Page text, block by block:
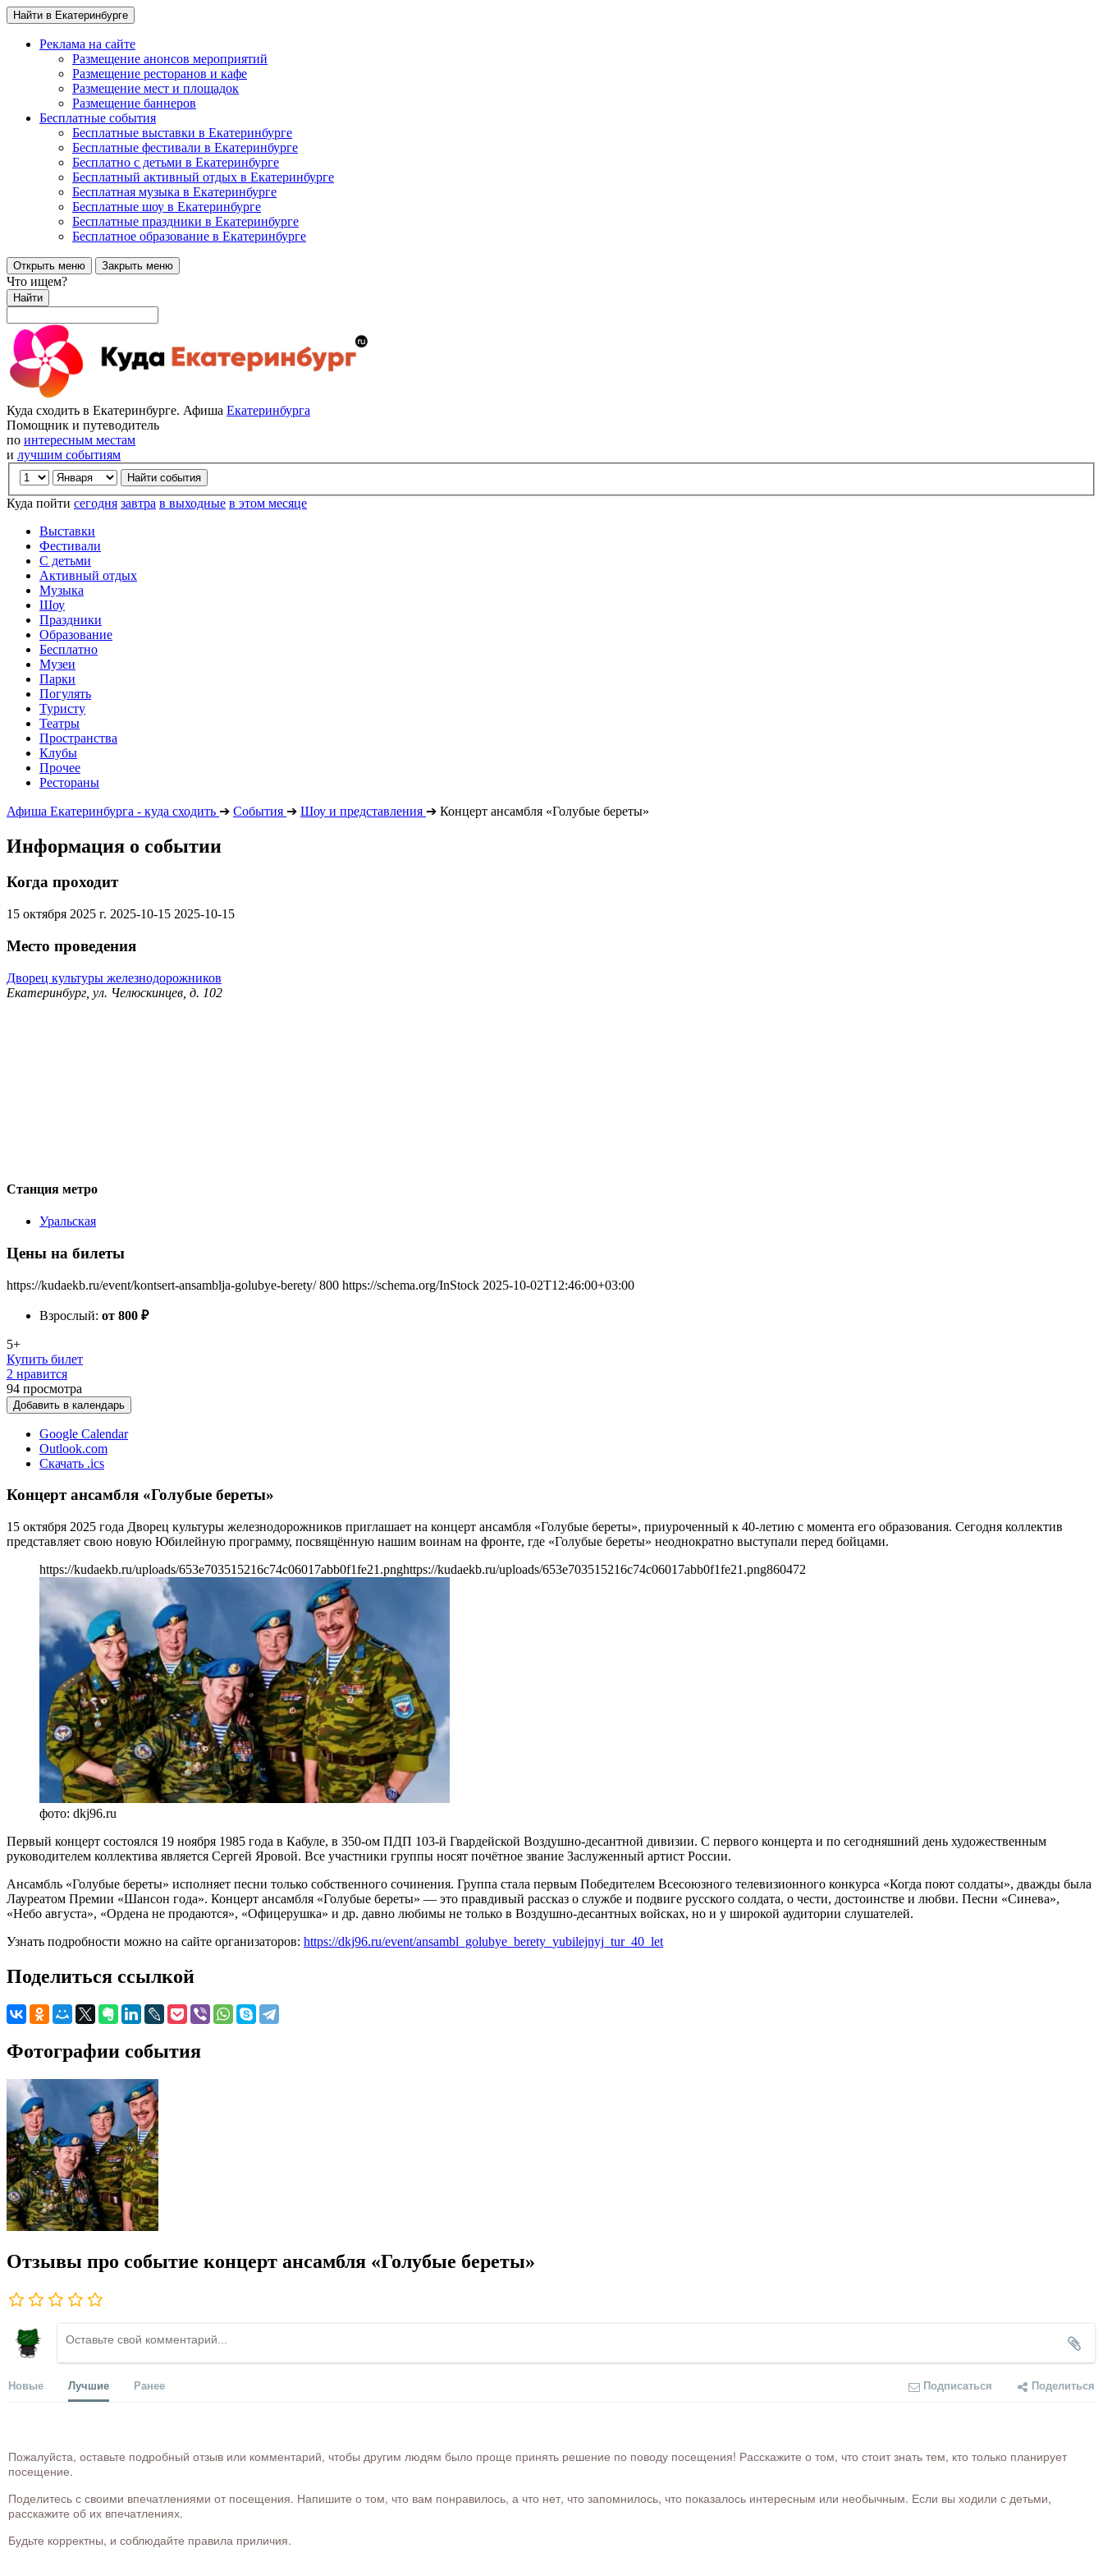
Найти в Екатеринбурге
Реклама на сайте
Размещение анонсов мероприятий
Размещение ресторанов и кафе
Размещение мест и площадок
Размещение баннеров
Бесплатные события
Бесплатные выставки в Екатеринбурге
Бесплатные фестивали в Екатеринбурге
Бесплатно с детьми в Екатеринбурге
Бесплатный активный отдых в Екатеринбурге
Бесплатная музыка в Екатеринбурге
Бесплатные шоу в Екатеринбурге
Бесплатные праздники в Екатеринбурге
Бесплатное образование в Екатеринбурге
Открыть меню Закрыть меню
Что ищем?
Найти
Куда сходить в Екатеринбурге. Афиша Екатеринбурга
Помощник и путеводитель
по интересным местам
и лучшим событиям
Куда пойти сегодня завтра в выходные в этом месяце
Выставки
Фестивали
С детьми
Активный отдых
Музыка
Шоу
Праздники
Образование
Бесплатно
Музеи
Парки
Погулять
Туристу
Театры
Пространства
Клубы
Прочее
Рестораны
Афиша Екатеринбурга - куда сходить ➔ События ➔ Шоу и представления ➔ Концерт ансамбля «Голубые береты»
Информация о событии
Когда проходит
15 октября 2025 г. 2025-10-15 2025-10-15
Место проведения
Дворец культуры железнодорожников
Екатеринбург, ул. Челюскинцев, д. 102
Станция метро
Уральская
Цены на билеты
https://kudaekb.ru/event/kontsert-ansamblja-golubye-berety/ 800 https://schema.org/InStock 2025-10-02T12:46:00+03:00
Взрослый: от 800 ₽
5+
Купить билет
2 нравится
94 просмотра
Добавить в календарь
Google Calendar
Outlook.com
Скачать .ics
Концерт ансамбля «Голубые береты»
15 октября 2025 года Дворец культуры железнодорожников приглашает на концерт ансамбля «Голубые береты», приуроченный к 40-летию с момента его образования. Сегодня коллектив
представляет свою новую Юбилейную программу, посвящённую нашим воинам на фронте, где «Голубые береты» неоднократно выступали перед бойцами.
https://kudaekb.ru/uploads/653e703515216c74c06017abb0f1fe21.pnghttps://kudaekb.ru/uploads/653e703515216c74c06017abb0f1fe21.png860472
фото: dkj96.ru
Первый концерт состоялся 19 ноября 1985 года в Кабуле, в 350-ом ПДП 103-й Гвардейской Воздушно-десантной дивизии. С первого концерта и по сегодняшний день художественным
руководителем коллектива является Сергей Яровой. Все участники группы носят почётное звание Заслуженный артист России.
Ансамбль «Голубые береты» исполняет песни только собственного сочинения. Группа стала первым Победителем Всесоюзного телевизионного конкурса «Когда поют солдаты», дважды была
Лауреатом Премии «Шансон года». Концерт ансамбля «Голубые береты» — это правдивый рассказ о службе и подвиге русского солдата, о чести, достоинстве и любви. Песни «Синева»,
«Небо августа», «Ордена не продаются», «Офицерушка» и др. давно любимы не только в Воздушно-десантных войсках, но и у широкой аудитории слушателей.
Узнать подробности можно на сайте организаторов: https://dkj96.ru/event/ansambl_golubye_berety_yubilejnyj_tur_40_let
Поделиться ссылкой
Фотографии события
Отзывы про событие концерт ансамбля «Голубые береты»
Новые Лучшие Ранее Подписаться Поделиться
Пожалуйста, оставьте подробный отзыв или комментарий, чтобы другим людям было проще принять решение по поводу посещения! Расскажите о том, что стоит знать тем, кто только планирует
посещение.
Поделитесь с своими впечатлениями от посещения. Напишите о том, что вам понравилось, а что нет, что запомнилось, что показалось интересным или необычным. Если вы ходили с детьми,
расскажите об их впечатлениях.
Будьте корректны, и соблюдайте правила приличия.